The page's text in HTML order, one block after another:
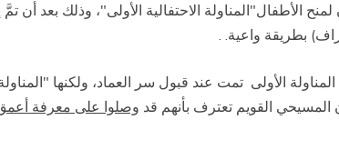
الأطفال"المناولة الاحتفالية الأولى"، وذلك بعد أن
بطريقة واعية. .
المناولة الأولى تمت عند قبول سر العماد، ولكنها
المسيحي القويم تعترف بأنهم قد وصلوا على معرفة أعمق